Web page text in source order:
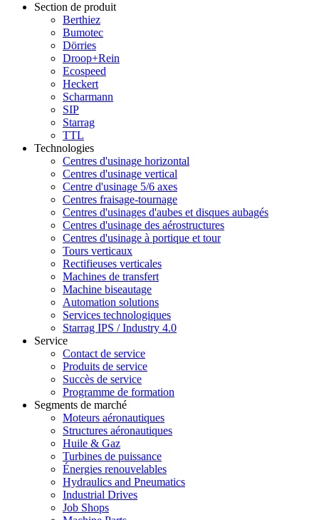
Section de produit
Berthiez
Bumotec
Dörries
Droop+Rein
Ecospeed
Heckert
Scharmann
SIP
Starrag
TTL
Technologies
Centres d'usinage horizontal
Centres d'usinage vertical
Centre d'usinage 5/6 axes
Centres fraisage-tournage
Centres d'usinages d'aubes et disques aubagés
Centres d'usinage des aérostructures
Centres d'usinage à portique et tour
Tours verticaux
Rectifieuses verticales
Machines de transfert
Machine biseautage
Automation solutions
Services technologiques
Starrag IPS / Industry 4.0
Service
Contact de service
Produits de service
Succès de service
Programme de formation
Segments de marché
Moteurs aéronautiques
Structures aéronautiques
Huile & Gaz
Turbines de puissance
Énergies renouvelables
Hydraulics and Pneumatics
Industrial Drives
Job Shops